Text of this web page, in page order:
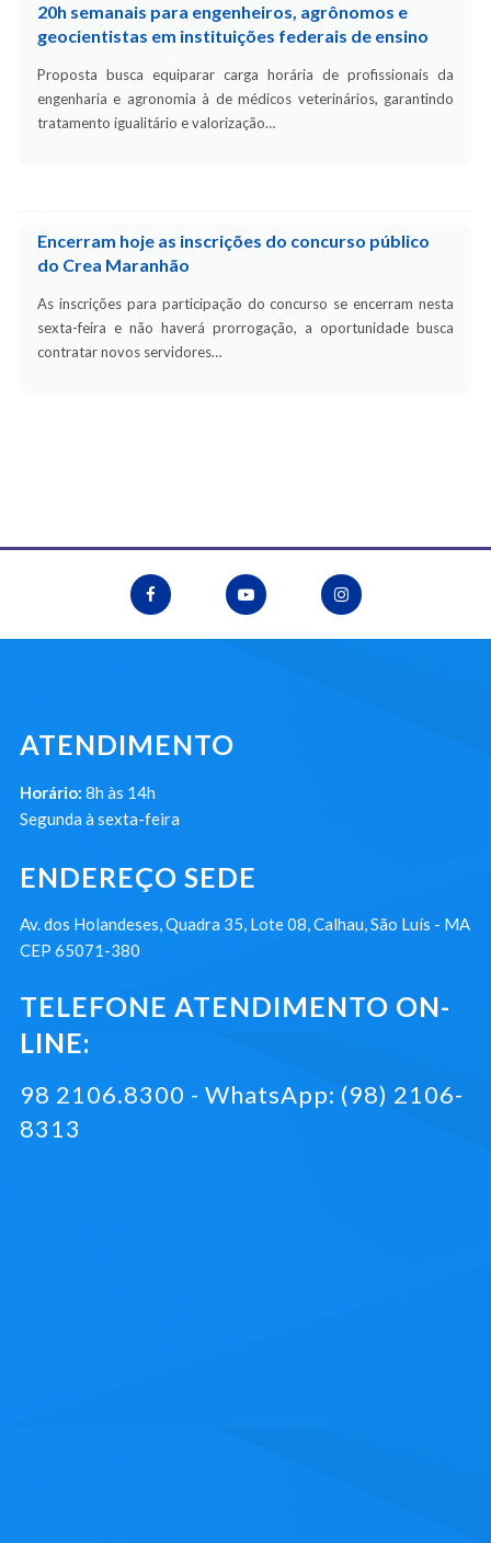
20h semanais para engenheiros, agrônomos e
geocientistas em instituições federais de ensino
Proposta busca equiparar carga horária de profissionais da
engenharia e agronomia à de médicos veterinários, garantindo
tratamento igualitário e valorização…
Encerram hoje as inscrições do concurso público
do Crea Maranhão
As inscrições para participação do concurso se encerram nesta
sexta-feira e não haverá prorrogação, a oportunidade busca
contratar novos servidores…
ATENDIMENTO
Horário: 8h às 14h
Segunda à sexta-feira
ENDEREÇO SEDE
Av. dos Holandeses, Quadra 35, Lote 08, Calhau, São Luís - MA
CEP 65071-380
TELEFONE ATENDIMENTO ON-
LINE:
98 2106.8300 - WhatsApp: (98) 2106-
8313